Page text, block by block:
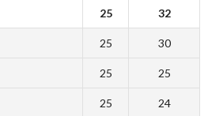
25 32
25 30
25 25
25 24